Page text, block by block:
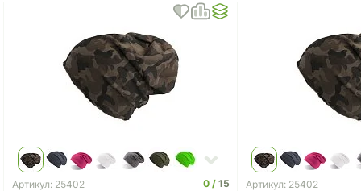
Артикул: 25402 0
15
Артикул: 25402